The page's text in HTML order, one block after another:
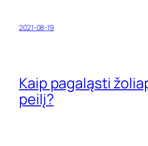
2021-08-19
Kaip pagaląsti
peilį?